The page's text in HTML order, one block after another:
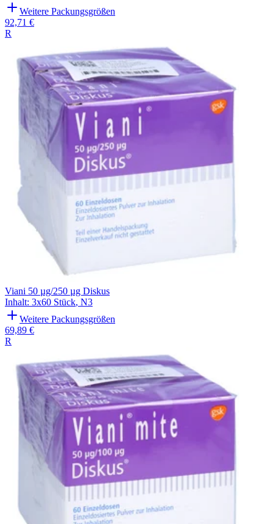
Weitere Packungsgrößen
92,71 €
R
Viani 50 µg/250 µg Diskus
Inhalt: 3x60 Stück, N3
Weitere Packungsgrößen
69,89 €
R